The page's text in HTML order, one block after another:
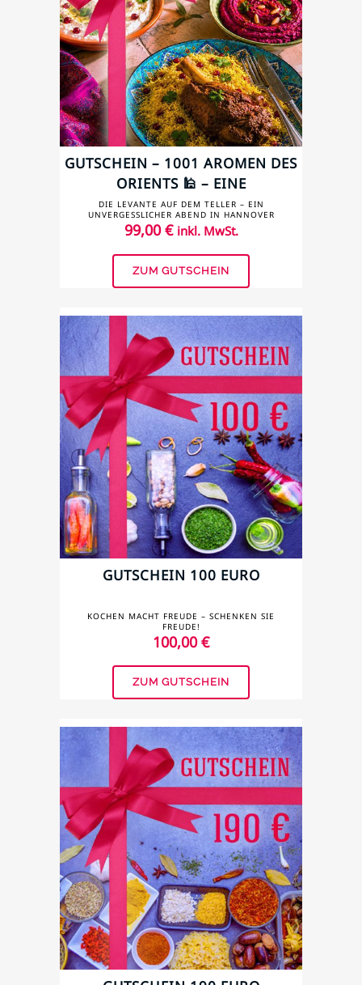
GUTSCHEIN – 1001 AROMEN DES
ORIENTS 🕌 – EINE
LEVANTINISCHE FESTTAFEL
DIE LEVANTE AUF DEM TELLER – EIN
UNVERGESSLICHER ABEND IN HANNOVER
99,00€ inkl. MwSt.
ZUM GUTSCHEIN
GUTSCHEIN 100 EURO
KOCHEN MACHT FREUDE – SCHENKEN SIE
FREUDE!
100,00€
ZUM GUTSCHEIN